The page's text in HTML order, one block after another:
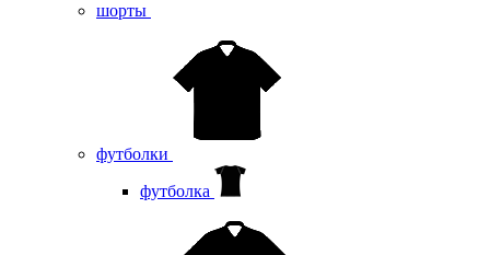
шорты
футболки
футболка